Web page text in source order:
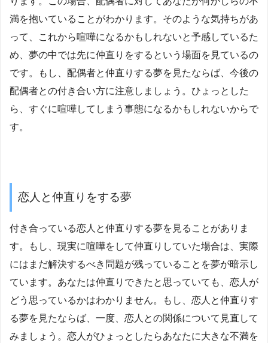
満を抱いていることがわかります。そのような気持ちがあ
って、これから喧嘩になるかもしれないと予感しているた
め、夢の中では先に仲直りをするという場面を見ているの
です。もし、配偶者と仲直りする夢を見たならば、今後の
配偶者との付き合い方に注意しましょう。ひょっとした
ら、すぐに喧嘩してしまう事態になるかもしれないからで
す。
恋人と仲直りをする夢
付き合っている恋人と仲直りする夢を見ることがありま
す。もし、現実に喧嘩をして仲直りしていた場合は、実際
にはまだ解決するべき問題が残っていることを夢が暗示し
ています。あなたは仲直りできたと思っていても、恋人が
どう思っているかはわかりません。もし、恋人と仲直りす
る夢を見たならば、一度、恋人との関係について見直して
みましょう。恋人がひょっとしたらあなたに大きな不満を